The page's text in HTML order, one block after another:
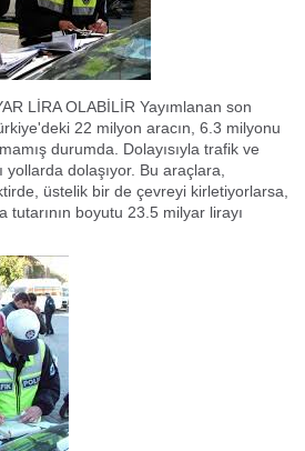
LİRA OLABİLİR Yayımlanan son
22 milyon aracın, 6.3 milyonu
durumda. Dolayısıyla trafik ve
yollarda dolaşıyor. Bu araçlara,
üstelik bir de çevreyi kirletiyorlarsa,
tutarının boyutu 23.5 milyar lirayı